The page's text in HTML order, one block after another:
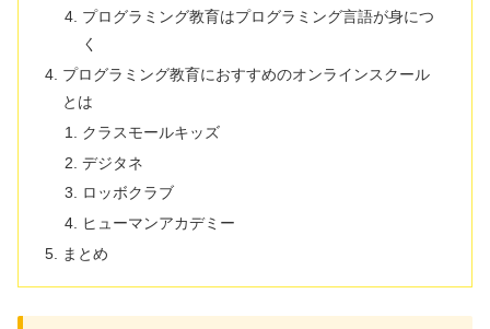
プログラミング教育はプログラミング言語が身につ
く
プログラミング教育におすすめのオンラインスクール
とは
クラスモールキッズ
デジタネ
ロッボクラブ
ヒューマンアカデミー
まとめ